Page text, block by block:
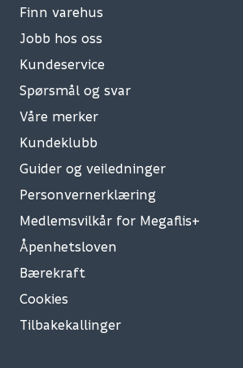
Finn varehus
Jobb hos oss
Kundeservice
Spørsmål og svar
Våre merker
Kundeklubb
Guider og veiledninger
Personvernerklæring
Medlemsvilkår for Megaflis+
Åpenhetsloven
Bærekraft
Cookies
Tilbakekallinger